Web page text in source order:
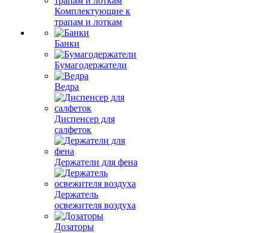
Комплектующие к
трапам и лоткам
Банки
Бумагодержатели
Ведра
Диспенсер для
салфеток
Держатели для фена
Держатель
освежителя воздуха
Дозаторы